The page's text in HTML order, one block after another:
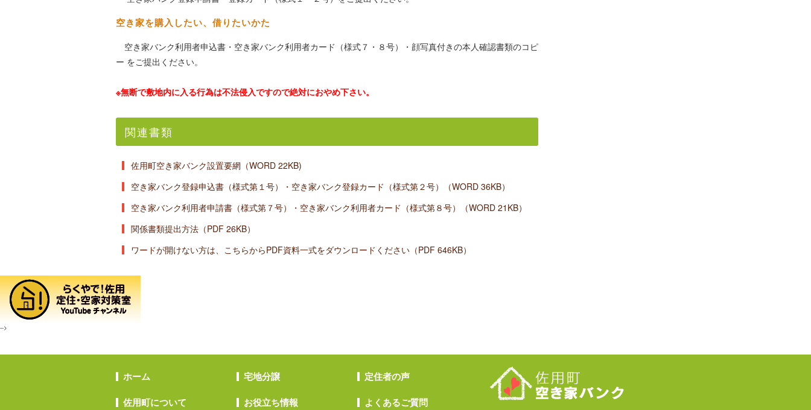
空き家を購入したい、借りたいかた
空き家バンク利用者申込書・空き家バンク利用者カード（様式７・８号）・顔写真付きの本人確認書類のコピ
ー をご提出ください。
※無断で敷地内に入る行為は不法侵入ですので絶対におやめ下さい。
関連書類
佐用町空き家バンク設置要網（WORD 22KB)
空き家バンク登録申込書（様式第１号）・空き家バンク登録カード（様式第２号）（WORD 36KB）
空き家バンク利用者申請書（様式第７号）・空き家バンク利用者カード（様式第８号）（WORD 21KB）
関係書類提出方法（PDF 26KB）
ワードが開けない方は、こちらからPDF資料一式をダウンロードください（PDF 646KB）
-->
ホーム
佐用町について
宅地分譲
お役立ち情報
定住者の声
よくあるご質問